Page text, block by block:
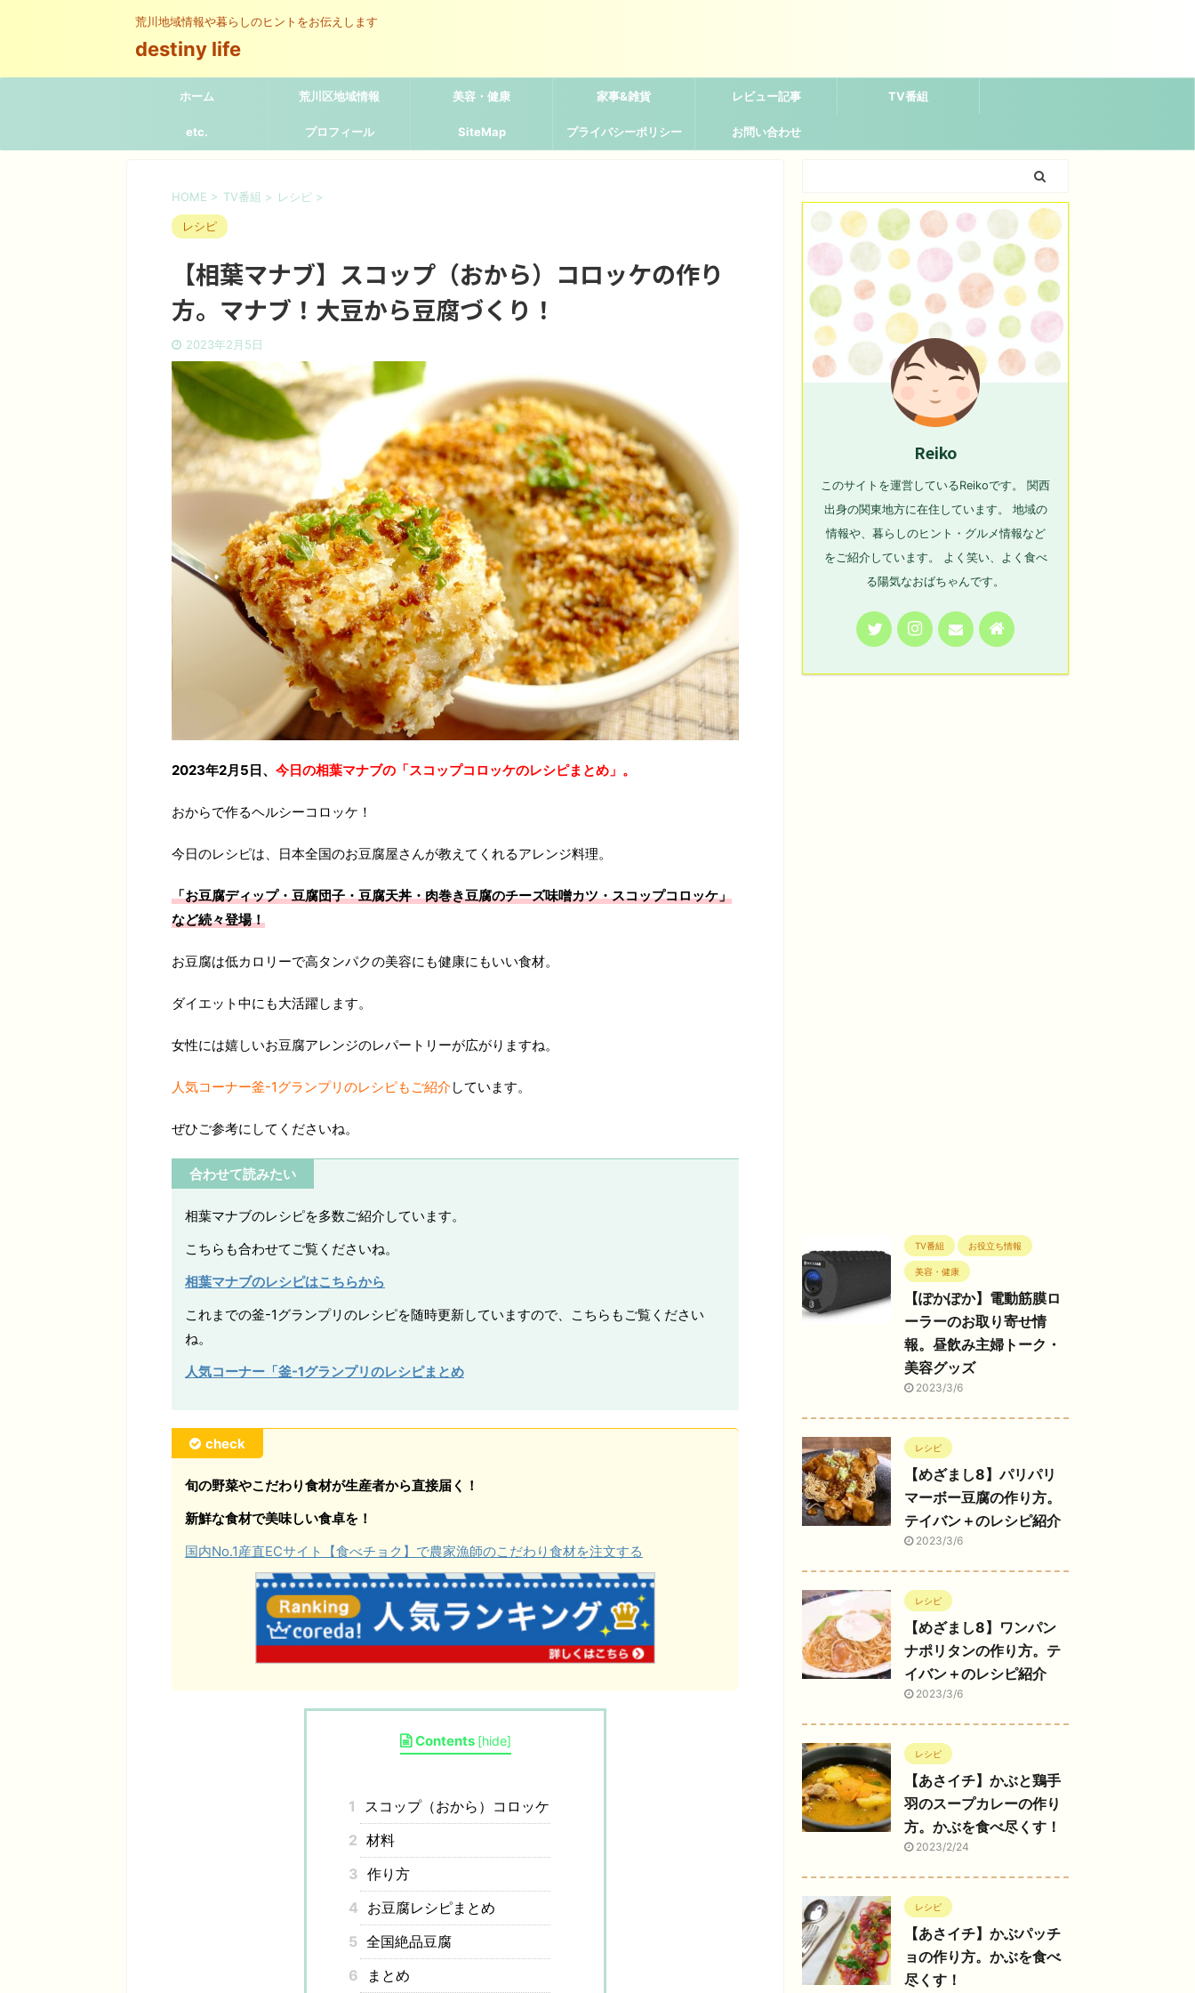
荒川地域情報や暮らしのヒントをお伝えします
destiny life
ホーム 荒川区地域情報 美容・健康 家事&雑貨 レビュー記事 TV番組
etc. プロフィール SiteMap プライバシーポリシー お問い合わせ
HOME > TV番組 > レシピ >
レシピ
【相葉マナブ】スコップ（おから）コロッケの作り
方。マナブ！大豆から豆腐づくり！
2023年2月5日
2023年2月5日、 今日の相葉マナブの「スコップコロッケのレシピまとめ」。
おからで作るヘルシーコロッケ！
今日のレシピは、日本全国のお豆腐屋さんが教えてくれるアレンジ料理。
「お豆腐ディップ・豆腐団子・豆腐天丼・肉巻き豆腐のチーズ味噌カツ・スコップコロッケ」
など続々登場！
お豆腐は低カロリーで高タンパクの美容にも健康にもいい食材。
ダイエット中にも大活躍します。
女性には嬉しいお豆腐アレンジのレパートリーが広がりますね。
人気コーナー釜-1グランプリのレシピもご紹介 しています。
ぜひご参考にしてくださいね。
合わせて読みたい
相葉マナブのレシピを多数ご紹介しています。
こちらも合わせてご覧くださいね。
相葉マナブのレシピはこちらから
これまでの釜-1グランプリのレシピを随時更新していますので、こちらもご覧ください
ね。
人気コーナー「釜-1グランプリのレシピまとめ
check
旬の野菜やこだわり食材が生産者から直接届く！
新鮮な食材で美味しい食卓を！
国内No.1産直ECサイト【食べチョク】で農家漁師のこだわり食材を注文する
Contents [hide]
1
スコップ（おから）コロッケ
2 材料
3 作り方
4 お豆腐レシピまとめ
5 全国絶品豆腐
6
まとめ
Reiko
このサイトを運営しているReikoです。 関西
出身の関東地方に在住しています。 地域の
情報や、暮らしのヒント・グルメ情報など
をご紹介しています。 よく笑い、よく食べ
る陽気なおばちゃんです。
TV番組 お役立ち情報
美容・健康
【ぽかぽか】電動筋膜ロ
ーラーのお取り寄せ情
報。昼飲み主婦トーク・
美容グッズ
2023/3/6
レシピ
【めざまし8】パリパリ
マーボー豆腐の作り方。
テイバン＋のレシピ紹介
2023/3/6
レシピ
【めざまし8】ワンパン
ナポリタンの作り方。テ
イバン＋のレシピ紹介
2023/3/6
レシピ
【あさイチ】かぶと鶏手
羽のスープカレーの作り
方。かぶを食べ尽くす！
2023/2/24
レシピ
【あさイチ】かぶパッチ
ョの作り方。かぶを食べ
尽くす！